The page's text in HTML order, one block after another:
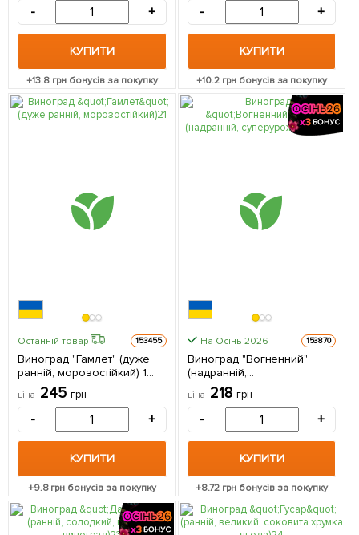
- +
КУПИТИ
+13.8 грн бонусів за покупку
- +
КУПИТИ
+10.2грн бонусів за покупку
Останній товар 153455
Виноград "Гамлет" (дуже
ранній, морозостійкий) 1
саджанець в упаковці
ціна 245 грн
- +
КУПИТИ
+9.8грн бонусів за покупку
На Осінь-2026 153870
Виноград "Вогненний"
(надранній,
суперурожайний) 1
саджанець в упаковці
ціна 218 грн
- +
КУПИТИ
+8.72 грн бонусів за покупку